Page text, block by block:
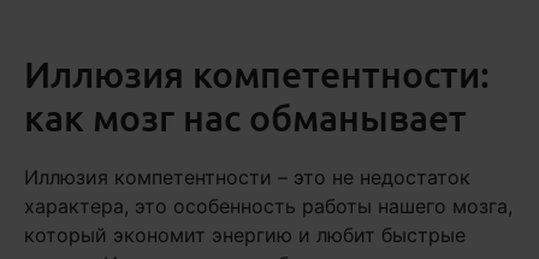
Иллюзия компетентности:
как мозг нас обманывает
Иллюзия компетентности – это не недостаток
характера, это особенность работы нашего мозга,
который экономит энергию и любит быстрые